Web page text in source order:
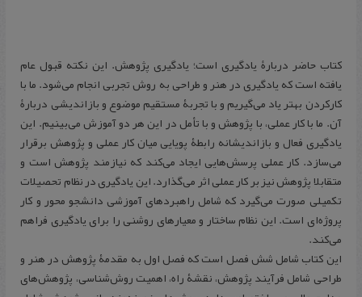
کتاب حاضر دربارۀ یادگیری است؛ یادگیری پژوهش. این نکته قبول عام
یافته است که یادگیری در هنر و طراحی به روش تجربی انجام می‌شود. ما با
کارکردن بهتر یاد می‌گیریم و با تجربۀ مستقیم موضوع و بازاندیشی دربارۀ
آن. ما با کار عملی، با پژوهش و با تأمل در این هر دو آموزش می‌بینیم. این
یادگیری فعال و بازاندیشانه رابطۀ پویایی میان کار عملی و پژوهش برقرار
می‌سازد. کار عملی پرسش‌هایی ایجاد می‌کند که نیازمند پژوهش است و
متقابلا پژوهش نیز بر کار عملی اثر می‌گذارد. این یادگیری در نظام تحصیلات
تکمیلی صورت می‌گیرد که شامل راهبردهای آموزشی دانشجو محور و کار
پروژه‌ای است. این نظام ساختار و معیارهای روشنی را برای یادگیری فراهم
می‌کند.
این کتاب شامل شش فصل است که فصل اول به مقدمۀ پژوهش در هنر و
طراحی شامل فرآیند پژوهش، نقشۀ راه، اهمیت روش‌شناسی، پژوهش‌های